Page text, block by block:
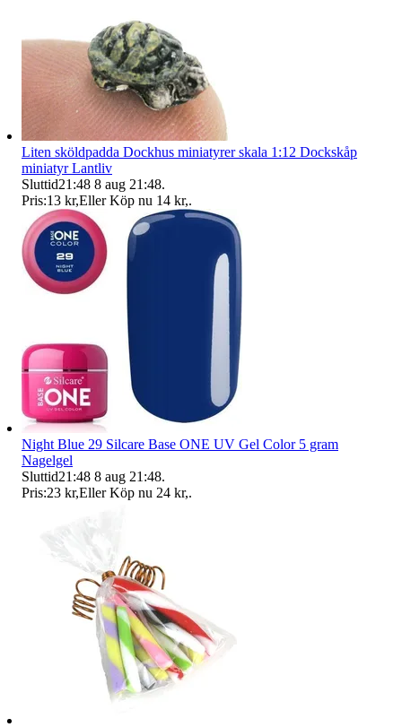
Liten sköldpadda Dockhus miniatyrer skala 1:12 Dockskåp
miniatyr Lantliv
Sluttid21:48 8 aug 21:48.
Pris:13 kr,Eller Köp nu 14 kr,.
Night Blue 29 Silcare Base ONE UV Gel Color 5 gram
Nagelgel
Sluttid21:48 8 aug 21:48.
Pris:23 kr,Eller Köp nu 24 kr,.